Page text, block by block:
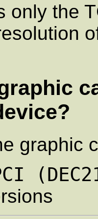
only the
graphic